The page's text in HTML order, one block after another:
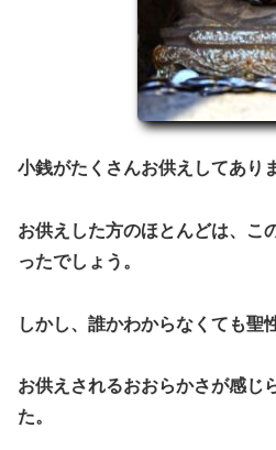
小銭がたくさんお供えしてあり
お供えした方のほとんどは、こ
ったでしょう。
しかし、誰かわからなくても聖
お供えされるおおらかさが感じ
た。